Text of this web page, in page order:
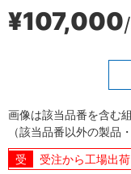
¥107,000
画像は該当品番を含む
（該当品番以外の製品
受注から工場出